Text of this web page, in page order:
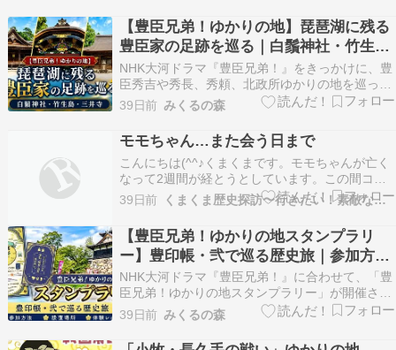
しい記事だけでなく、カテゴリーページやタグペ
ージ、固定ページも少しずつ整備し、初めて訪れ
た方にも分…
【豊臣兄弟！ゆかりの地】琵琶湖に残る
豊臣家の足跡を巡る｜白鬚神社・竹生
島・三井寺
NHK大河ドラマ『豊臣兄弟！』をきっかけに、豊
臣秀吉や秀長、秀頼、北政所ゆかりの地を巡って
いるみくるです。 滋賀県には、豊臣家との深い関
わりを今に伝える寺社が点在しています。 今回訪
れたのは、「豊臣兄弟！ゆかりの地スタンプラリ
ー」の設置スポットにもなっている白鬚神社、竹
生島、三…
39日前 みくるの森
モモちゃん…また会う日まで
こんにちは(^^♪くまくまです。モモちゃんが亡く
なって2週間が経とうとしています。この間コメ
ントを頂いた方々にこの場を借りてお礼申し上げ
ます。想えば昨年の5月から月一回の更新がやっ
とに変わった私のブログにそれまでと変わらない
方々が今も訪問してくださっていること心から感
謝申し上げま…
39日前 くまくま歴史探訪〜行きたい！素敵なジャパネスク〜
【豊臣兄弟！ゆかりの地スタンプラリ
ー】豊印帳・弐で巡る歴史旅｜参加方
法・設置場所・体験レポ
NHK大河ドラマ『豊臣兄弟！』に合わせて、「豊
臣兄弟！ゆかりの地スタンプラリー」が開催され
ています。 愛知県・滋賀県・奈良県の3県に点在
する豊臣兄弟ゆかりのスポットを巡り、スタンプ
を集めながら歴史を楽しめる企画です。 私も実際
39日前 みくるの森